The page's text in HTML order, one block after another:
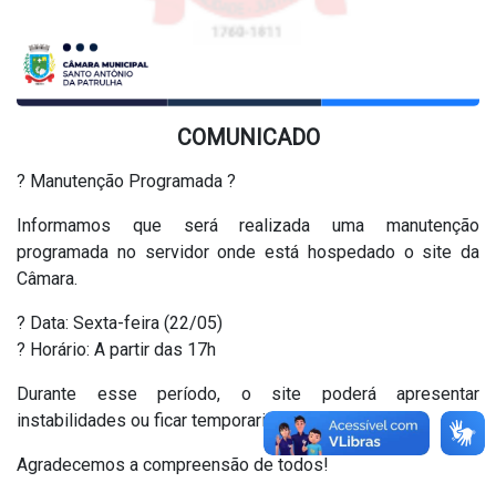
COMUNICADO
? Manutenção Programada ?
Informamos que será realizada uma manutenção
programada no servidor onde está hospedado o site da
Câmara.
? Data: Sexta-feira (22/05)
? Horário: A partir das 17h
Durante esse período, o site poderá apresentar
instabilidades ou ficar temporariamente indisponível.
Agradecemos a compreensão de todos!